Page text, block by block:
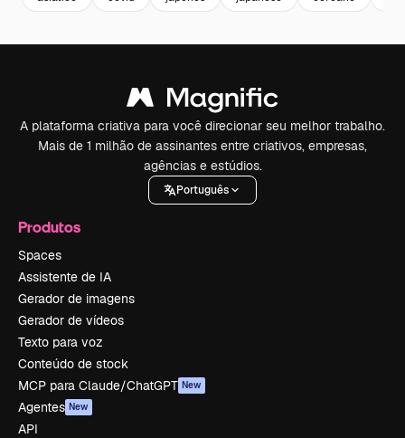
A plataforma criativa para você direcionar seu melhor trabalho.
Mais de 1 milhão de assinantes entre criativos, empresas,
agências e estúdios.
Português
Produtos
Spaces
Assistente de IA
Gerador de imagens
Gerador de vídeos
Texto para voz
Conteúdo de stock
MCP para Claude/ChatGPT New
Agentes New
API